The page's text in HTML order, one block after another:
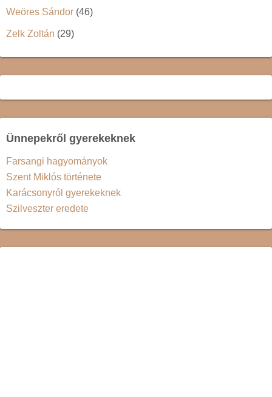
Weöres Sándor (46)
Zelk Zoltán (29)
Ünnepekről gyerekeknek
Farsangi hagyományok
Szent Miklós története
Karácsonyról gyerekeknek
Szilveszter eredete